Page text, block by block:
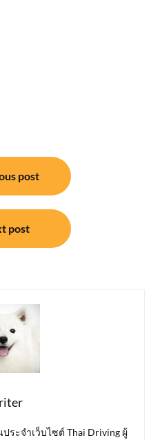
post
post
ระจำเว็บไซต์ Thai Driving ผู้